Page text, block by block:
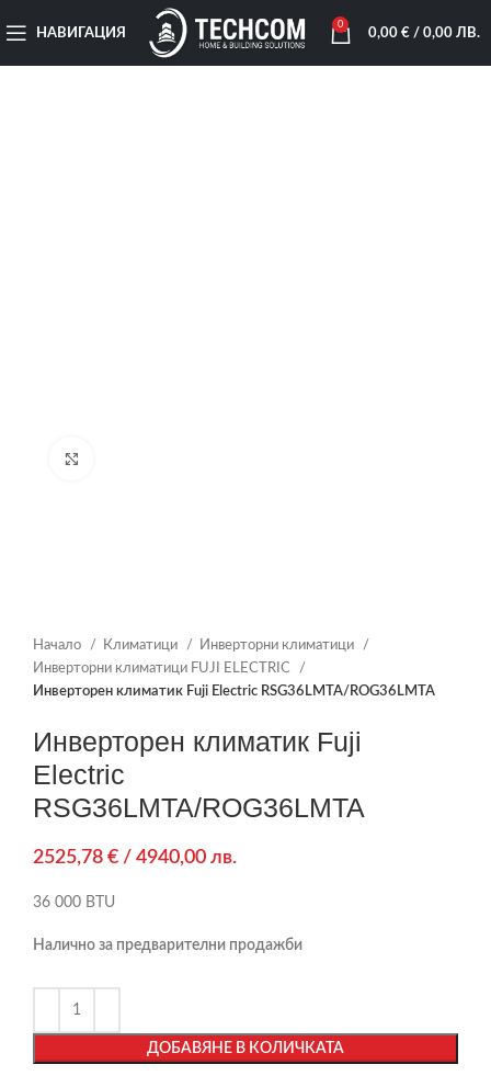
НАВИГАЦИЯ
0
0,00 €/ 0,00 ЛВ.
Начало Климатици
Инверторни климатици
Инверторни климатици FUJI ELECTRIC
Инверторен климатик Fuji Electric RSG36LMTA/ROG36LMTA
Инверторен климатик Fuji
Electric
RSG36LMTA/ROG36LMTA
2525,78 € / 4940,00 лв.
36 000 BTU
Налично за предварителни продажби
ДОБАВЯНЕ В КОЛИЧКАТА